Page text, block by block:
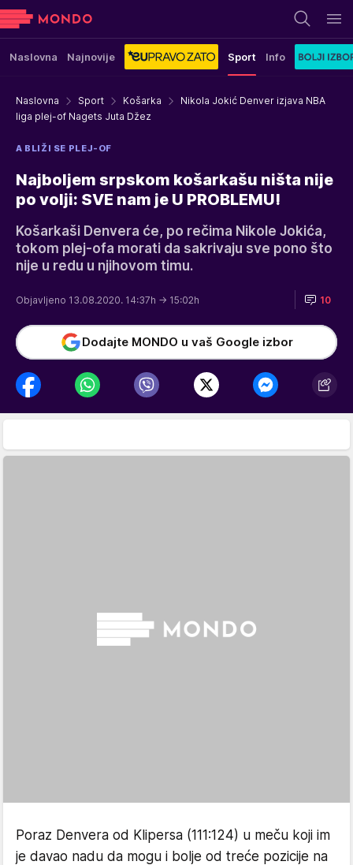
Naslovna Najnovije Sport Info
Naslovna Sport Košarka
Nikola Jokić Denver izjava NBA
liga plej-of Nagets Juta Džez
A BLIŽI SE PLEJ-OF
Najboljem srpskom košarkašu ništa nije
po volji: SVE nam je U PROBLEMU!
Košarkaši Denvera će, po rečima Nikole Jokića,
tokom plej-ofa morati da sakrivaju sve pono što
nije u redu u njihovom timu.
Objavljeno 13.08.2020. 14:37h → 15:02h 10
Dodajte MONDO u vaš Google izbor
Poraz Denvera od Klipersa (111:124) u meču koji im
je davao nadu da mogu i bolje od treće pozicije na